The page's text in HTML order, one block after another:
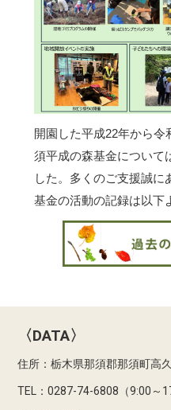
開園した平成22年から令
須平成の森基金について
した。多くのご支援誠に
基金の活動の記録は以下
〈DATA〉
住所：栃木県那須郡那須町高
TEL：0287-74-6808（9:00～